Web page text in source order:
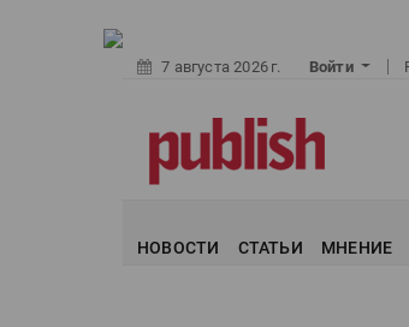
7 августа 2026 г. Войти
НОВОСТИ СТАТЬИ МНЕНИЕ